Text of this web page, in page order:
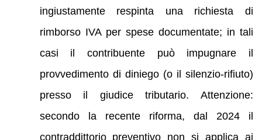
ingiustamente respinta una richiesta di
rimborso IVA per spese documentate; in tali
casi il contribuente può impugnare il
provvedimento di diniego (o il silenzio-rifiuto)
presso il giudice tributario. Attenzione:
secondo la recente riforma, dal 2024 il
contraddittorio preventivo non si applica ai